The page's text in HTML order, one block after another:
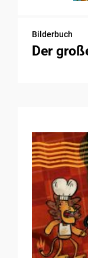
Bilderbuch
Der